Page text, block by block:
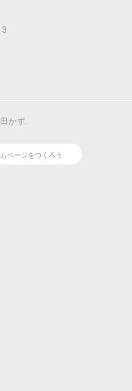
3
かず.
ページをつくろう